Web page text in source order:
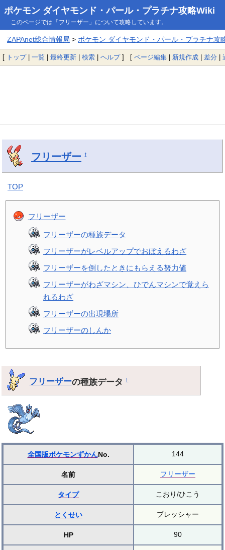
ポケモン ダイヤモンド・パール・プラチナ攻略Wiki
このページでは「フリーザー」について攻略しています。
ZAPAnet総合情報局 > ポケモン ダイヤモンド・パール・プラチナ攻
[ トップ| 一覧 | 最終更新 | 検索 | ヘルプ] [ ページ編集 | 新規作成 | 差分 |
フリーザー †
TOP
フリーザー
フリーザーの種族データ
フリーザーがレベルアップでおぼえるわざ
フリーザーを倒したときにもらえる努力値
フリーザーがわざマシン、ひでんマシンで覚えら
れるわざ
フリーザーの出現場所
フリーザーのしんか
フリーザーの種族データ†
全国版ポケモンずかんNo. 144
名前 フリーザー
タイプ こおり/ひこう
とくせい プレッシャー
HP 90